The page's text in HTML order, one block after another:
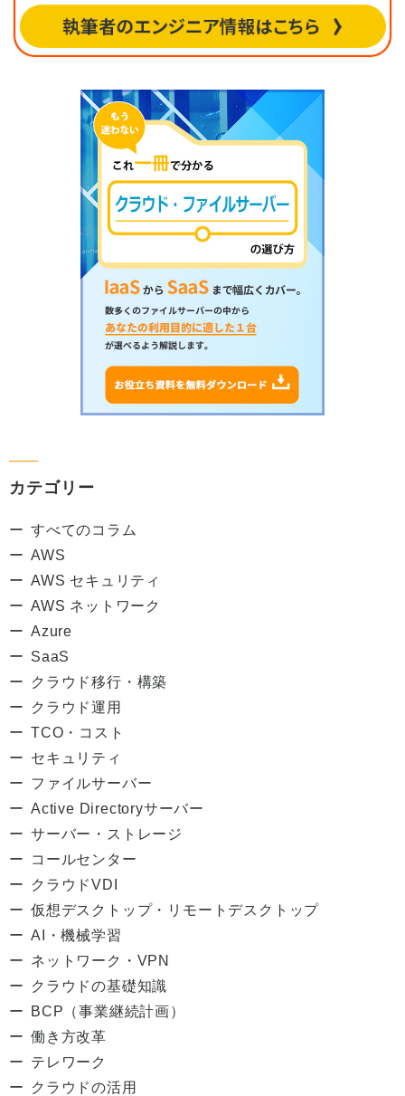
カテゴリー
すべてのコラム
AWS
AWS セキュリティ
AWS ネットワーク
Azure
SaaS
クラウド移行・構築
クラウド運用
TCO・コスト
セキュリティ
ファイルサーバー
Active Directoryサーバー
サーバー・ストレージ
コールセンター
クラウドVDI
仮想デスクトップ・リモートデスクトップ
AI・機械学習
ネットワーク・VPN
クラウドの基礎知識
BCP（事業継続計画）
働き方改革
テレワーク
クラウドの活用